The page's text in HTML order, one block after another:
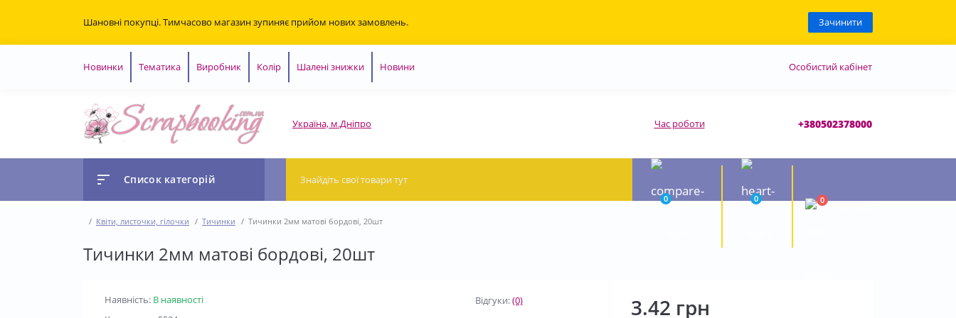
Шановні покупці. Тимчасово магазин зупиняє прийом нових замовлень. Зачинити
Новинки Тематика Виробник Колір Шалені знижки Новини Особистий кабінет
Україна, м.Дніпро Час роботи +380502378000
Список категорій
0 0 0
Квіти, листочки, гілочки Тичинки Тичинки 2мм матові бордові, 20шт
Тичинки 2мм матові бордові, 20шт
Наявність: В наявності
Відгуки:(0) 3.42 грн